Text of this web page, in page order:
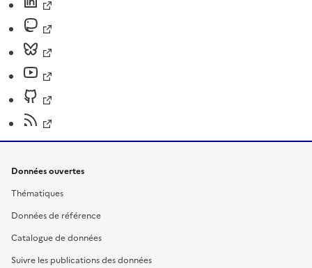
Données ouvertes
Thématiques
Données de référence
Catalogue de données
Suivre les publications des données